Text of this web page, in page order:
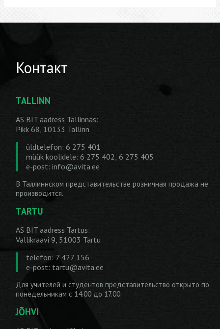
Контакт
TALLINN
AS BIT aadress Tallinnas:
Pikk 68, 10133 Tallinn
üldtelefon: 6 275 401
müük koolidele: 6 275 402; 6 275 405
e-post: info@avita.ee
В Таллиннском представительстве розничная продажа не
производится.
TARTU
AS BIT aadress Tartus:
Vallikraavi 9, 51003 Tartu
telefon: 7 427 156
e-post: tartu@avita.ee
Для учителей и студентов представительство открыто по
понедельникам с 14.00 до 17.00.
JÕHVI